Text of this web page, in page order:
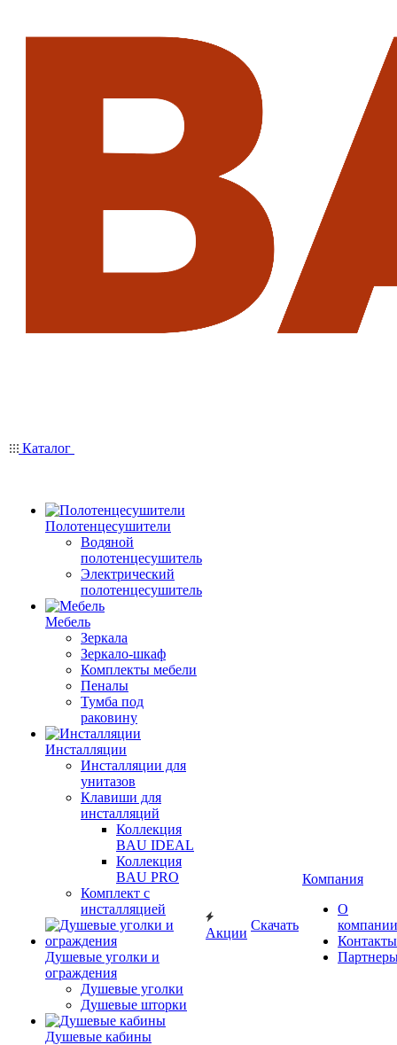
Каталог
Полотенцесушители
Водяной
полотенцесушитель
Электрический
полотенцесушитель
Мебель
Зеркала
Зеркало-шкаф
Комплекты мебели
Пеналы
Тумба под
раковину
Инсталляции
Инсталляции для
унитазов
Клавиши для
инсталляций
Коллекция
BAU IDEAL
Коллекция
BAU PRO
Комплект с
инсталляцией
Душевые уголки и
ограждения
Душевые уголки
Душевые шторки
Душевые кабины
Акции
Скачать
Компания
О
компании
Контакты